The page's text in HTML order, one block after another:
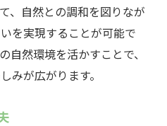
、自然との調和を図りなが
を実現することが可能で
自然環境を活かすことで、
みが広がります。